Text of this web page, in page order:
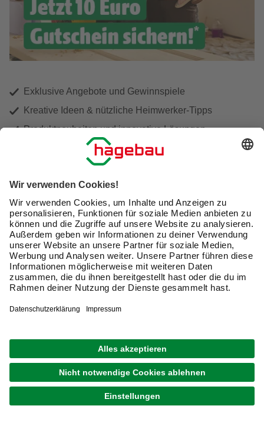
Exklusive Angebote und Gewinnspiele
Kreative Ideen & nützliche Heimwerker-Tipps
Produktneuheiten und innovative Lösungen
Friendly Captcha
Ich möchte auf michzugeschnittene E-Mail-Werbung
(inklusive den Newsletter) von hagebau erhalten. Ich
bin mit der Nutzung meiner personenbezogenen
Daten durch hagebau, die E-Mail-Werbung, die
Coupons und Kartenvorteile umfasst, einverstanden.
Mein Einverständnis kann ich jederzeit widerrufen.
Nach Bestätigung meines Einverständnisses erhalte
10 € Willkommensgutschein